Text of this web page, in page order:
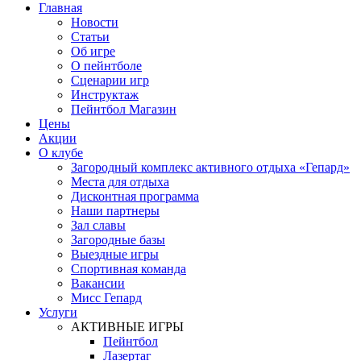
Главная
Новости
Статьи
Об игре
О пейнтболе
Сценарии игр
Инструктаж
Пейнтбол Магазин
Цены
Акции
О клубе
Загородный комплекс активного отдыха «Гепард»
Места для отдыха
Дисконтная программа
Наши партнеры
Зал славы
Загородные базы
Выездные игры
Спортивная команда
Вакансии
Мисс Гепард
Услуги
АКТИВНЫЕ ИГРЫ
Пейнтбол
Лазертаг